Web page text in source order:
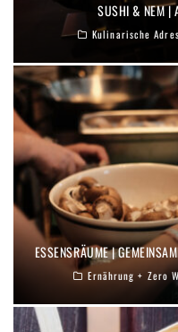
SUSHI & NEM |
Kulinarische
ESSENSRÄUME |
Ernährung + Zero